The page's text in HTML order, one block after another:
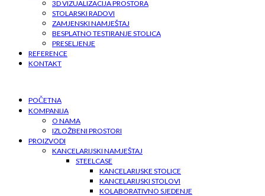
3D VIZUALIZACIJA PROSTORA
STOLARSKI RADOVI
ZAMJENSKI NAMJEŠTAJ
BESPLATNO TESTIRANJE STOLICA
PRESELJENJE
REFERENCE
KONTAKT
POČETNA
KOMPANIJA
O NAMA
IZLOŽBENI PROSTORI
PROIZVODI
KANCELARIJSKI NAMJEŠTAJ
STEELCASE
KANCELARIJSKE STOLICE
KANCELARIJSKI STOLOVI
KOLABORATIVNO SJEDENJE